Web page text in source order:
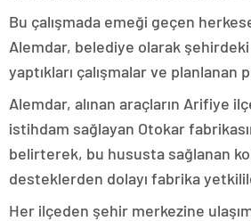
Bu çalışmada emeği geçen
Alemdar, belediye olarak
yaptıkları çalışmalar ve planlanan
Alemdar, alınan araçların Arifiye
istihdam sağlayan Otokar
belirterek, bu hususta sağlanan
desteklerden dolayı fabrika
Her ilçeden şehir merkezine